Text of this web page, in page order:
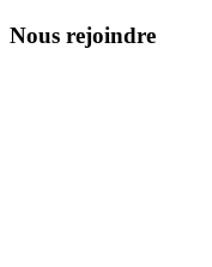
Nous rejoindre